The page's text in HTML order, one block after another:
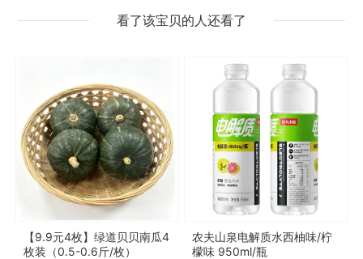
看了该宝贝的人还看了
【9.9元4枚】绿道贝贝南瓜4
枚装（0.5-0.6斤/枚）
农夫山泉电解质水西柚味/柠
檬味 950ml/瓶